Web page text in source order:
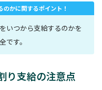
かに関するポイント！
いつから支給するのかを
です。
り支給の注意点